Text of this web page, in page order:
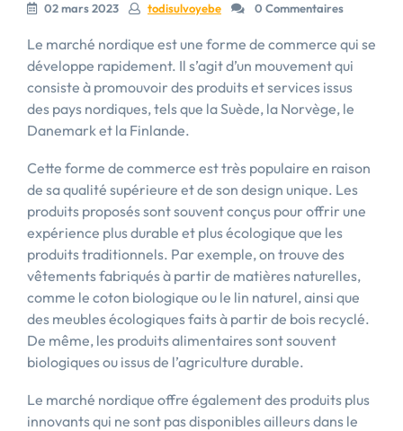
02 mars 2023 todisulvoyebe 0 Commentaires
Le marché nordique est une forme de commerce qui se
développe rapidement. Il s’agit d’un mouvement qui
consiste à promouvoir des produits et services issus
des pays nordiques, tels que la Suède, la Norvège, le
Danemark et la Finlande.
Cette forme de commerce est très populaire en raison
de sa qualité supérieure et de son design unique. Les
produits proposés sont souvent conçus pour offrir une
expérience plus durable et plus écologique que les
produits traditionnels. Par exemple, on trouve des
vêtements fabriqués à partir de matières naturelles,
comme le coton biologique ou le lin naturel, ainsi que
des meubles écologiques faits à partir de bois recyclé.
De même, les produits alimentaires sont souvent
biologiques ou issus de l’agriculture durable.
Le marché nordique offre également des produits plus
innovants qui ne sont pas disponibles ailleurs dans le